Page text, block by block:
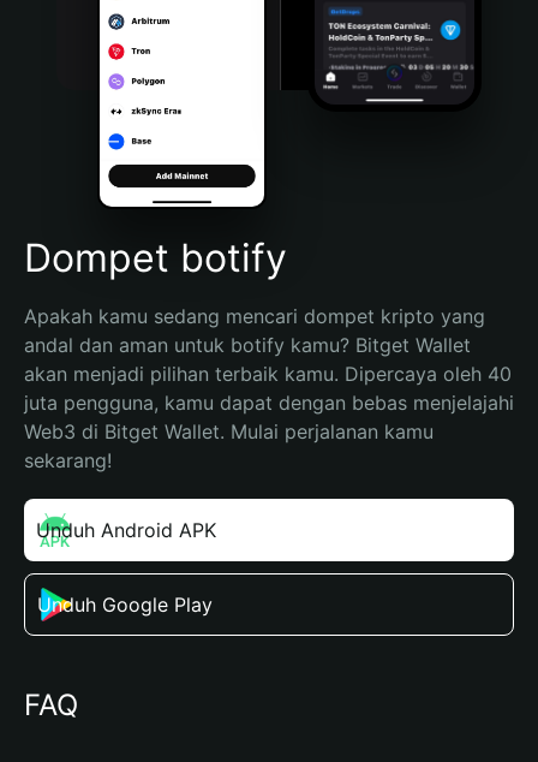
Bahasa Indonesia
Português (Brasil)
Español (Argentina)
Dompet botify
Apakah kamu sedang mencari dompet kripto yang
andal dan aman untuk botify kamu? Bitget Wallet
akan menjadi pilihan terbaik kamu. Dipercaya oleh 40
juta pengguna, kamu dapat dengan bebas menjelajahi
Web3 di Bitget Wallet. Mulai perjalanan kamu
sekarang!
Unduh Android APK
Unduh Google Play
FAQ